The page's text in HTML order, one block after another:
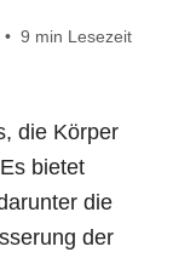
• 9 min Lesezeit
die Körper
bietet
die
der